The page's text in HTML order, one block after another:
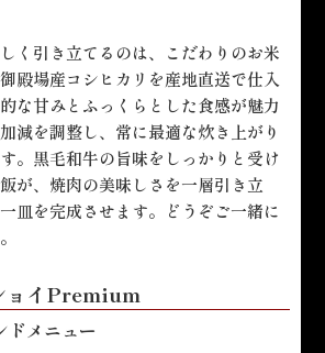
く引き立てるのは、こだわりのお米
殿場産コシヒカリを産地直送で仕入
な甘みとふっくらとした食感が魅力
減を調整し、常に最適な炊き上がり
。黒毛和牛の旨味をしっかりと受け
が、焼肉の美味しさを一層引き立
皿を完成させます。どうぞご一緒に
ョイPremium
ドメニュー